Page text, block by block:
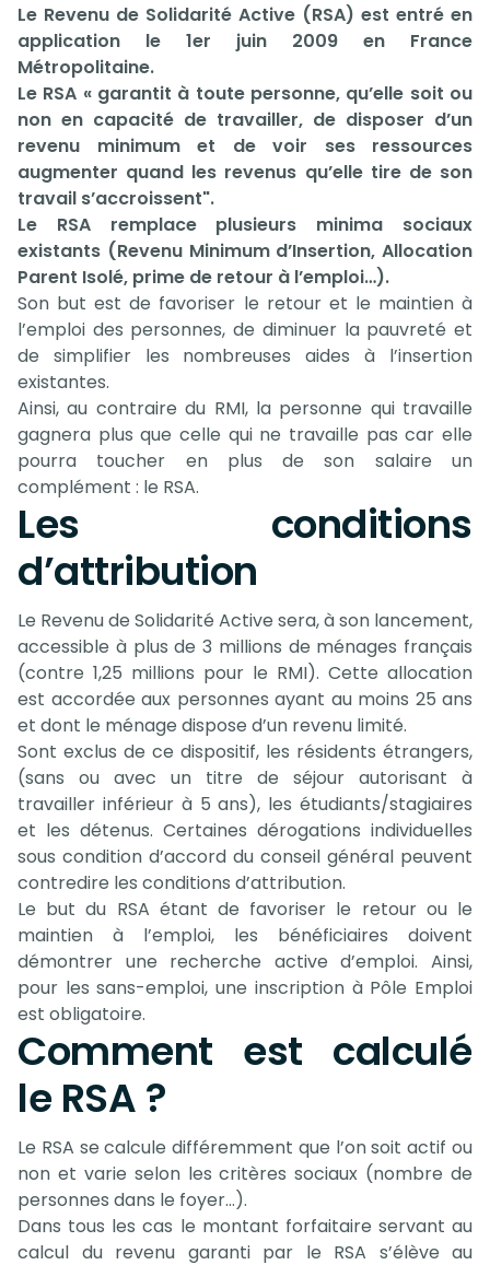
Le Revenu de Solidarité Active (RSA) est entré en
application le 1er juin 2009 en France
Métropolitaine.
Le RSA « garantit à toute personne, qu’elle soit ou
non en capacité de travailler, de disposer d’un
revenu minimum et de voir ses ressources
augmenter quand les revenus qu’elle tire de son
travail s’accroissent".
Le RSA remplace plusieurs minima sociaux
existants (Revenu Minimum d’Insertion, Allocation
Parent Isolé, prime de retour à l’emploi…).
Son but est de favoriser le retour et le maintien à
l’emploi des personnes, de diminuer la pauvreté et
de simplifier les nombreuses aides à l’insertion
existantes.
Ainsi, au contraire du RMI, la personne qui travaille
gagnera plus que celle qui ne travaille pas car elle
pourra toucher en plus de son salaire un
complément : le RSA.
Les conditions
d’attribution
Le Revenu de Solidarité Active sera, à son lancement,
accessible à plus de 3 millions de ménages français
(contre 1,25 millions pour le RMI). Cette allocation
est accordée aux personnes ayant au moins 25 ans
et dont le ménage dispose d’un revenu limité.
Sont exclus de ce dispositif, les résidents étrangers,
(sans ou avec un titre de séjour autorisant à
travailler inférieur à 5 ans), les étudiants/stagiaires
et les détenus. Certaines dérogations individuelles
sous condition d’accord du conseil général peuvent
contredire les conditions d’attribution.
Le but du RSA étant de favoriser le retour ou le
maintien à l’emploi, les bénéficiaires doivent
démontrer une recherche active d’emploi. Ainsi,
pour les sans-emploi, une inscription à Pôle Emploi
est obligatoire.
Comment est calculé
le RSA ?
Le RSA se calcule différemment que l’on soit actif ou
non et varie selon les critères sociaux (nombre de
personnes dans le foyer…).
Dans tous les cas le montant forfaitaire servant au
calcul du revenu garanti par le RSA s’élève au